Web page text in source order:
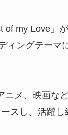
of my Love」
ィングテーマ
ニメ、映画な
スし、活躍